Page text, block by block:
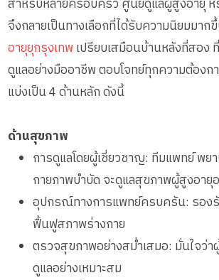
สำหรับหลายครอบครัว ศูนย์ดูแลผู้สูงอายุ
จึงกลายเป็นทางเลือกที่ได้รับความนิยมมาก
อายุยุกรุงเทพเปรียบเสมือนบ้านหลังที่สอง
ดูแลอย่างมืออาชีพ ตอบโจทย์ทุกความต้องก
แบ่งเป็น 4 ด้านหลัก ดังนี้
ด้านสุขภาพ
การดูแลโดยผู้เชี่ยวชาญ: ทีมแพทย์ พย
กายภาพบำบัด จะดูแลสุขภาพผู้สูงอายุ
อุปกรณ์ทางการแพทย์ครบครัน: รอง
ฟื้นฟูสภาพร่างกาย
ตรวจสุขภาพอย่างสม่ำเสมอ: มั่นใจว่า
ดูแลอย่างเหมาะสม